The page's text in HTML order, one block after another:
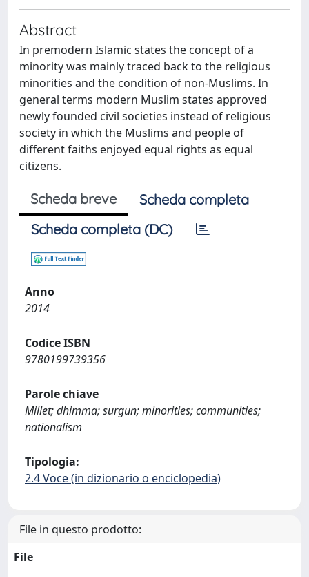
Abstract
In premodern Islamic states the concept of a
minority was mainly traced back to the religious
minorities and the condition of non-Muslims. In
general terms modern Muslim states approved
newly founded civil societies instead of religious
society in which the Muslims and people of
different faiths enjoyed equal rights as equal
citizens.
Scheda breve
Scheda completa
Scheda completa (DC)
Anno
2014
Codice ISBN
9780199739356
Parole chiave
Millet; dhimma; surgun; minorities; communities;
nationalism
Tipologia:
2.4 Voce (in dizionario o enciclopedia)
File in questo prodotto:
File